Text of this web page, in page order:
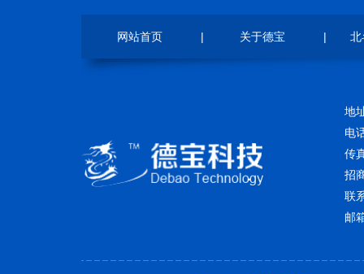
网站首页 | 关于德宝 | 北
地
电
传
招
联
邮